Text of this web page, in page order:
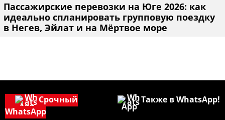
Пассажирские перевозки на Юге 2026: как
идеально спланировать групповую поездку
в Негев, Эйлат и на Мёртвое море
Также в WhatsApp!
Срочный
WhatsApp